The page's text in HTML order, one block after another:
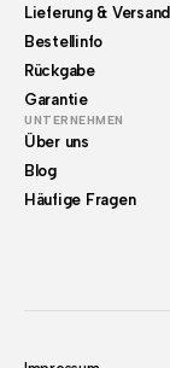
Lieferung & Versand
Bestellinfo
Rückgabe
Garantie
UNTERNEHMEN
Über uns
Blog
Häufige Fragen